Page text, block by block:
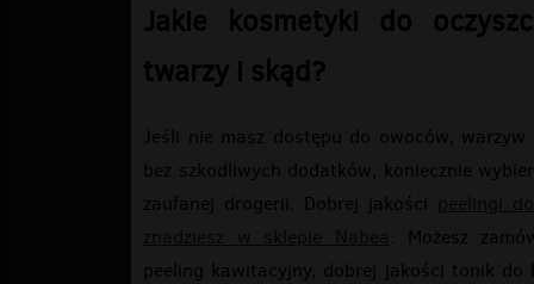
Jakie kosmetyki do
twarzy i skąd?
Jeśli nie masz dostępu do owoców,
bez szkodliwych dodatków, koniecznie
zaufanej drogerii. Dobrej jakości
. Możesz
peeling kawitacyjny, dobrej jakości tonik do